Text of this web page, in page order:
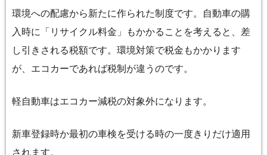
環境への配慮から新たに作られた制度です。自動車の購
入時に「リサイクル料金」もかかることを考えると、差
し引きされる税額です。環境対策で税金もかかります
が、エコカーであれば税制が違うのです。
軽自動車はエコカー減税の対象外になります。
新車登録時か最初の車検を受ける時の一度きりだけ適用
されます。